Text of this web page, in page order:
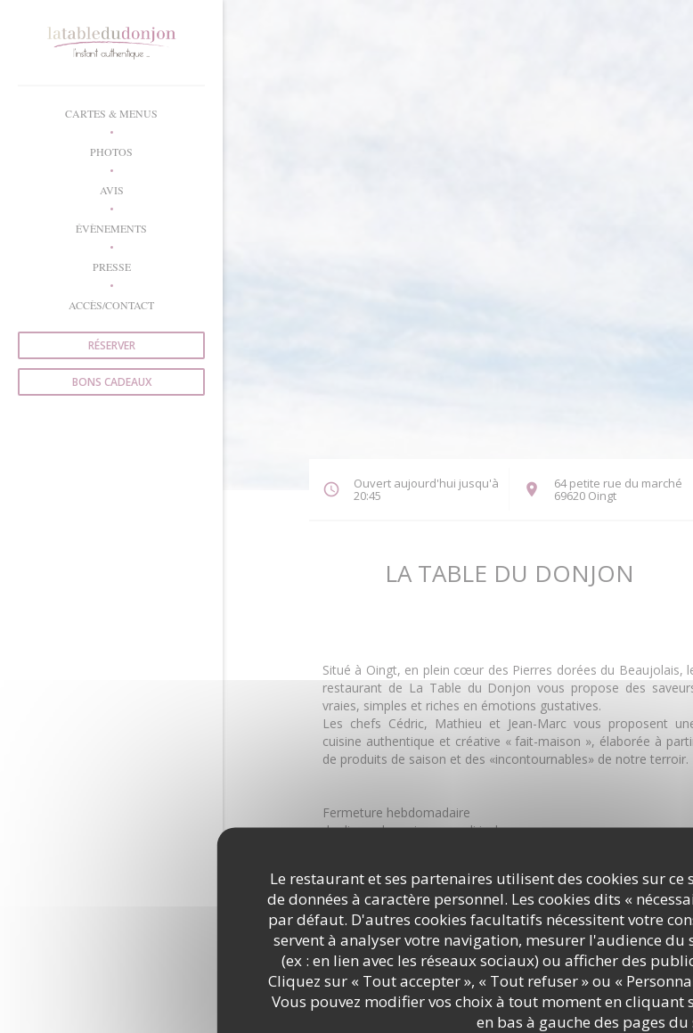
Le restaurant et ses partenaires utilisent des cookies sur
de données à caractère personnel. Les cookies dits «
par défaut. D'autres cookies facultatifs nécessitent votre
servent à analyser votre navigation, mesurer l'audience
(ex : en lien avec les réseaux sociaux) ou afficher des
Cliquez sur « Tout accepter », « Tout refuser » ou «
Vous pouvez modifier vos choix à tout moment en cliquant
en bas à gauche des pages du
CARTES & MENUS
PHOTOS
AVIS
ÉVÈNEMENTS
PRESSE
ACCÈS/CONTACT
RÉSERVER
BONS CADEAUX
Ouvert aujourd'hui jusqu'à
20:45
64 petite rue du marché
69620 Oingt((ouvre une
LA TABLE DU DONJON
Situé à Oingt, en plein cœur des Pierres dorées du Beaujolais,
restaurant de La Table du Donjon vous propose des
vraies, simples et riches en émotions gustatives.
Les chefs Cédric, Mathieu et Jean-Marc vous proposent
cuisine authentique et créative « fait-maison », élaborée à
de produits de saison et des «incontournables» de notre terroir.
Fermeture hebdomadaire
du dimanche soir au mardi inclus
le dimanche soir, lundi et mardi
DÉCOUVRIR LE LIEU
Découvrir notre carte